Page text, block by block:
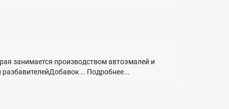
занимается производством автоэмалей и
Подробнее...